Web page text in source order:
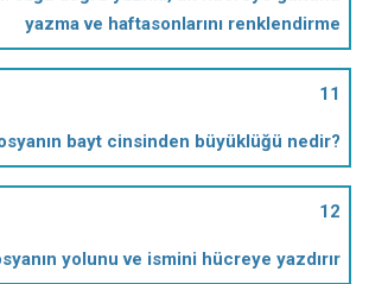
yazma ve haftasonlarını renklendirme
11
bayt cinsinden büyüklüğü nedir?
12
yolunu ve ismini hücreye yazdırır